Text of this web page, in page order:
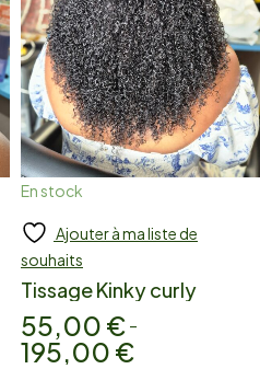
En stock
Add to cart
Ajouter à ma liste de
souhaits
Tissage Kinky curly
55,00 € –
195,00 €